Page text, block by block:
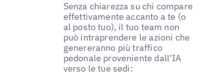
Senza chiarezza su chi compare
effettivamente accanto a te (o
al posto tuo), il tuo team non
può intraprendere le azioni che
genereranno più traffico
pedonale proveniente dall’IA
verso le tue sedi: